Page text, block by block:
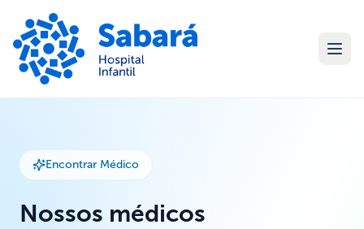
Encontrar Médico
Nossos médicos